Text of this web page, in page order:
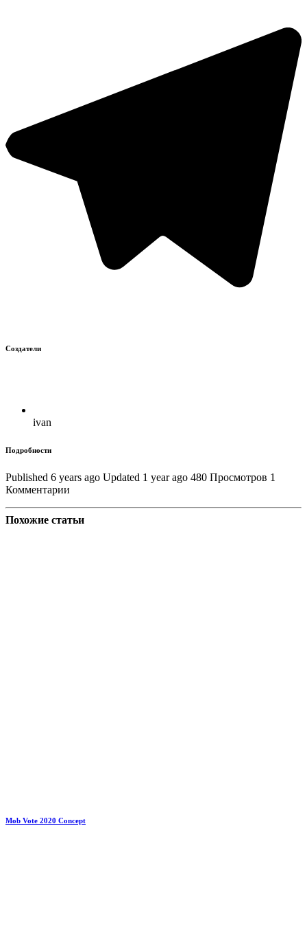
Создатели
ivan
Подробности
Published 6 years ago Updated 1 year ago 480 Просмотров 1
Комментарии
Похожие статьи
Mob Vote 2020 Concept